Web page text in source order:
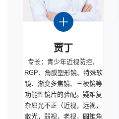
贾丁
专长：青少年近视防控，
RGP、角膜塑形镜、特殊软
镜、渐变多焦镜、三棱镜等
功能性镜片的验配。疑难复
杂屈光不正（近视，远视，
散光，弱视，老视，圆锥角